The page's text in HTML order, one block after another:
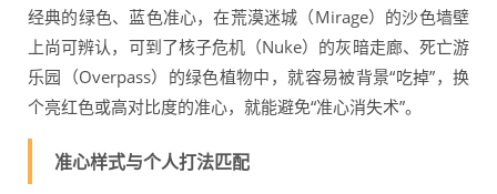
经典的绿色、蓝色准心，在荒漠迷城（Mirage）的沙色墙壁
上尚可辨认，可到了核子危机（Nuke）的灰暗走廊、死亡游
乐园（Overpass）的绿色植物中，就容易被背景“吃掉”，换
个亮红色或高对比度的准心，就能避免“准心消失术”。
准心样式与个人打法匹配